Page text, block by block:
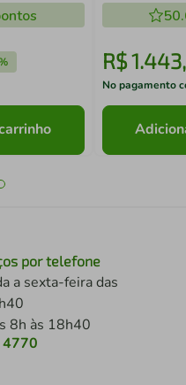
R$1.443,
No pagamento
por telefone
a sexta-feira das
8h às 18h40